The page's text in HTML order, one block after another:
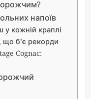
напоїв
кожній краплі
що б’є рекорди
Cognac: